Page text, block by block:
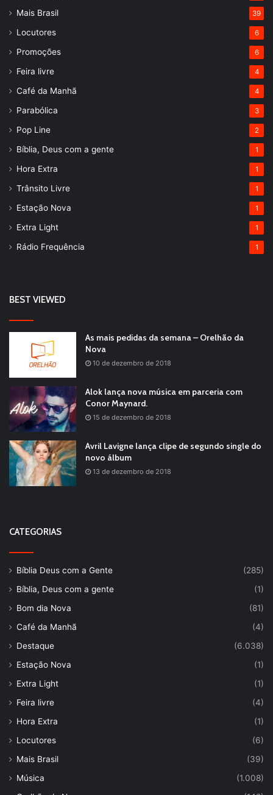
Mais Brasil 39
Locutores 6
Promoções 6
Feira livre 4
Café da Manhã 4
Parabólica 3
Pop Line 2
Bíblia, Deus com a gente 1
Hora Extra 1
Trânsito Livre 1
Estação Nova 1
Extra Light 1
Rádio Frequência 1
BEST VIEWED
As mais pedidas da semana – Orelhão da
Nova
10 de dezembro de 2018
Alok lança nova música em parceria com
Conor Maynard.
15 de dezembro de 2018
Avril Lavigne lança clipe de segundo single do
novo álbum
13 de dezembro de 2018
CATEGORIAS
Bíblia Deus com a Gente
(285)
Bíblia, Deus com a gente
(1)
Bom dia Nova
(81)
Café da Manhã
(4)
Destaque
(6.038)
Estação Nova
(1)
Extra Light
(1)
Feira livre
(4)
Hora Extra
(1)
Locutores
(6)
Mais Brasil
(39)
Música
(1.008)